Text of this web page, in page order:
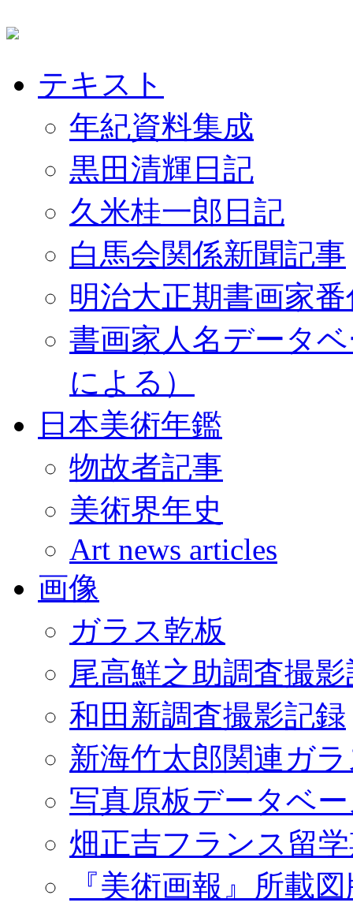
テキスト
年紀資料集成
黒田清輝日記
久米桂一郎日記
白馬会関係新聞記事
明治大正期書画家
書画家人名データ
による）
日本美術年鑑
物故者記事
美術界年史
Art news articles
画像
ガラス乾板
尾高鮮之助調査撮
和田新調査撮影記録
新海竹太郎関連ガ
写真原板データベ
畑正吉フランス留
『美術画報』所載